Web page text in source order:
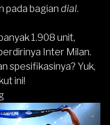
pada bagian dial.
1.908 unit,
Inter Milan.
spesifikasinya? Yuk,
ini!